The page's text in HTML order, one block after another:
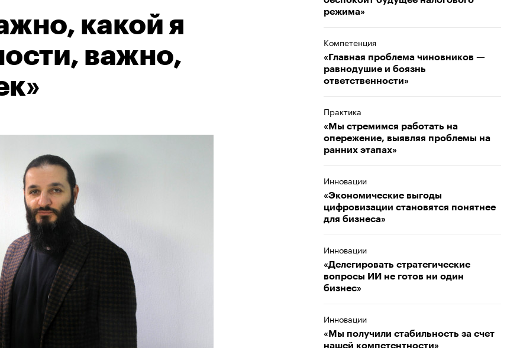
какой я
важно,
режима»
Компетенция
«Главная проблема чиновников —
равнодушие и боязнь
ответственности»
Практика
«Мы стремимся работать на
опережение, выявляя проблемы на
ранних этапах»
Инновации
«Экономические выгоды
цифровизации становятся понятнее
для бизнеса»
Инновации
«Делегировать стратегические
вопросы ИИ не готов ни один
бизнес»
Инновации
«Мы получили стабильность за счет
нашей компетентности»